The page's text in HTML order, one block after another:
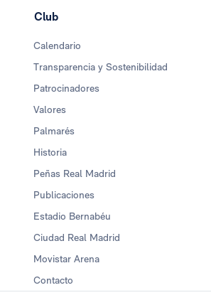
Club
Calendario
Transparencia y Sostenibilidad
Patrocinadores
Valores
Palmarés
Historia
Peñas Real Madrid
Publicaciones
Estadio Bernabéu
Ciudad Real Madrid
Movistar Arena
Contacto